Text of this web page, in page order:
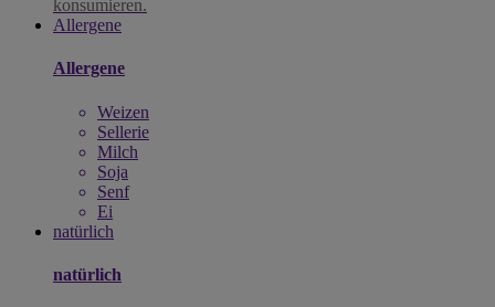
konsumieren.
Allergene
Allergene
Weizen
Sellerie
Milch
Soja
Senf
Ei
natürlich
natürlich